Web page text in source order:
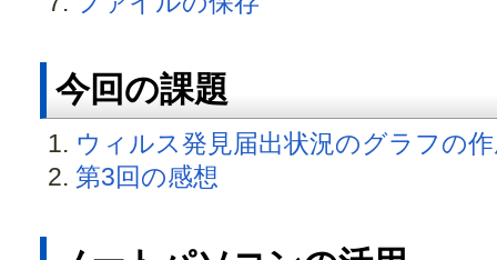
今回の課題
ウィルス発見届出状況のグラフの
第3回の感想